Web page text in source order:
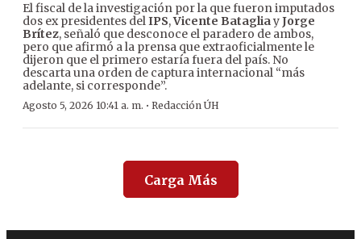
El fiscal de la investigación por la que fueron imputados
dos ex presidentes delIPS,Vicente BatagliayJorge
Brítez, señaló que desconoce el paradero de ambos,
pero que afirmó a la prensa que extraoficialmente le
dijeron que el primero estaría fuera del país. No
descarta una orden de captura internacional “más
adelante, si corresponde”.
Agosto 5, 2026 10:41 a. m. · Redacción ÚH
Carga Más